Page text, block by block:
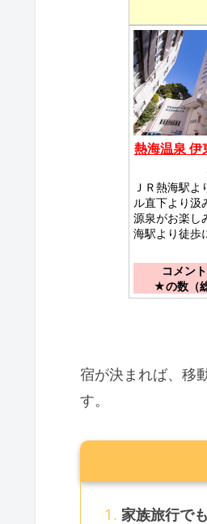
熱海温泉 伊
ＪＲ熱海駅
ル直下より汲
源泉がお楽し
海駅より徒歩
コメン
★の数（
宿が決まれば、移
す。
家族旅行で